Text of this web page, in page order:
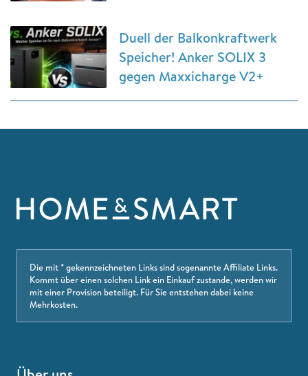
Duell der Balkonkraftwerk
Speicher! Anker SOLIX 3
gegen Maxxicharge V2+
Die mit * gekennzeichneten Links sind sogenannte Affiliate Links.
Kommt über einen solchen Link ein Einkauf zustande, werden wir
mit einer Provision beteiligt. Für Sie entstehen dabei keine
Mehrkosten.